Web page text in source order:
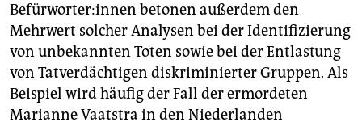
Be­für­wor­te­r:in­nen betonen außerdem den
Mehrwert solcher Analysen bei der Identifizierung
von unbekannten Toten sowie bei der Entlastung
von Tatverdächtigen diskriminierter Gruppen. Als
Beispiel wird häufig der Fall der ermordeten
Marianne Vaatstra in den Niederlanden